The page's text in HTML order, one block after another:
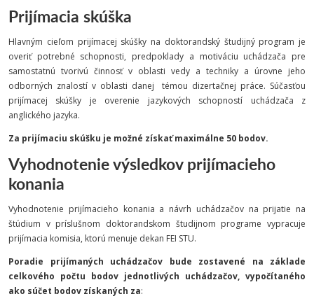
Prijímacia skúška
Hlavným cieľom prijímacej skúšky na doktorandský študijný program je
overiť potrebné schopnosti, predpoklady a motiváciu uchádzača pre
samostatnú tvorivú činnosť v oblasti vedy a techniky a úrovne jeho
odborných znalostí v oblasti danej témou dizertačnej práce. Súčasťou
prijímacej skúšky je overenie jazykových schopností uchádzača z
anglického jazyka.
Za prijímaciu skúšku je možné získať maximálne 50 bodov.
Vyhodnotenie výsledkov prijímacieho
konania
Vyhodnotenie prijímacieho konania a návrh uchádzačov na prijatie na
štúdium v príslušnom doktorandskom študijnom programe vypracuje
prijímacia komisia, ktorú menuje dekan FEI STU.
Poradie prijímaných uchádzačov bude zostavené na základe
celkového počtu bodov jednotlivých uchádzačov, vypočítaného
ako súčet bodov získaných za: